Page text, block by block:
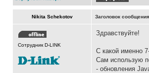
Nikita Schekotov Заголовок
Сотрудник D-LINK
Здравствуйте!
С какой именно
Сам использую
- обновления